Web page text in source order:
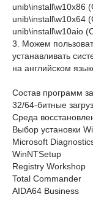
unib\install\w10x86
unib\install\w10x64
unib\install\w10aio
3. Можем
устанавливать
на английском
Состав программ
32/64-битные
Среда
Выбор установки
Microsoft
WinNTSetup
Registry Workshop
Total Commander
AIDA64 Business